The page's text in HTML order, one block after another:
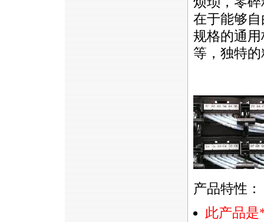
在于能够
规格的通
等，独特
产品特性：
此产品是